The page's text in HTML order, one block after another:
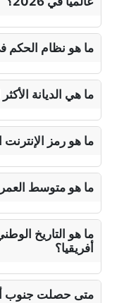
ما هو نظام الحكم
ما هي الديانة
ما هو رمز
ما هو متوسط
ما هو التاريخ
أفريقيا؟
متى حصلت جنوب